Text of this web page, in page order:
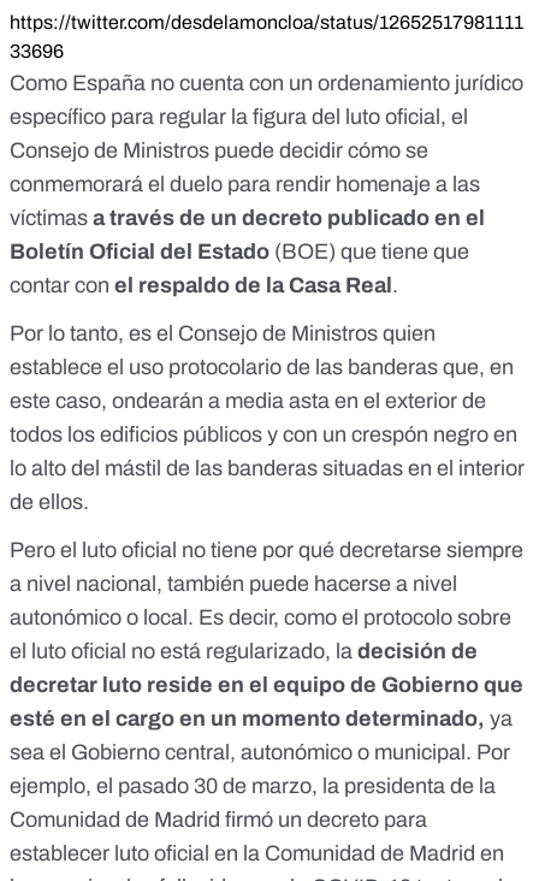
https://twitter.com/desdelamoncloa/status/12652517981111
33696
Como España no cuenta con un ordenamiento jurídico
específico para regular la figura del luto oficial, el
Consejo de Ministros puede decidir cómo se
conmemorará el duelo para rendir homenaje a las
víctimas a través de un decreto publicado en el
Boletín Oficial del Estado (BOE) que tiene que
contar con el respaldo de la Casa Real .
Por lo tanto, es el Consejo de Ministros quien
establece el uso protocolario de las banderas que, en
este caso, ondearán a media asta en el exterior de
todos los edificios públicos y con un crespón negro en
lo alto del mástil de las banderas situadas en el interior
de ellos.
Pero el luto oficial no tiene por qué decretarse siempre
a nivel nacional, también puede hacerse a nivel
autonómico o local. Es decir, como el protocolo sobre
el luto oficial no está regularizado, la decisión de
decretar luto reside en el equipo de Gobierno que
esté en el cargo en un momento determinado, ya
sea el Gobierno central, autonómico o municipal. Por
ejemplo, el pasado 30 de marzo, la presidenta de la
Comunidad de Madrid firmó un decreto para
establecer luto oficial en la Comunidad de Madrid en